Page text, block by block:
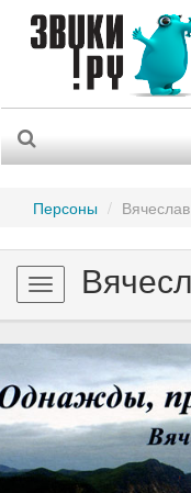
Персоны
Toggle
navigation